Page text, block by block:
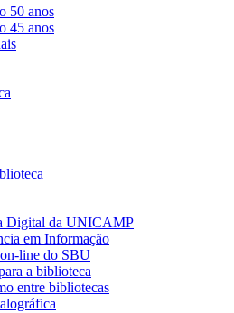
50 anos
45 anos
Digital da UNICAMP
em Informação
line do SBU
a biblioteca
entre bibliotecas